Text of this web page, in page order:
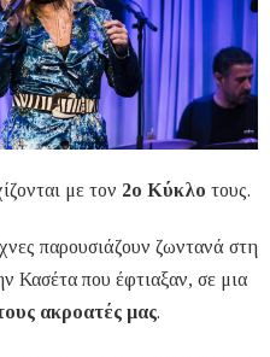
με τον 2ο Κύκλο τους.
παρουσιάζουν ζωντανά στη
Κασέτα που έφτιαξαν, σε μια
ακροατές μας.